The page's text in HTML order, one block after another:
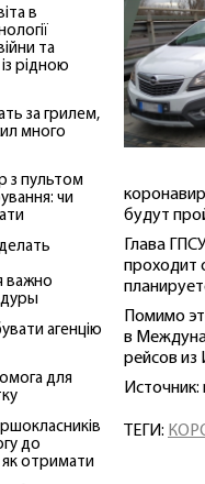
в
та
рідною
за грилем,
много
з пультом
чи
важно
агенцію
для
до
як отримати
будут
Глава
проходит
Помимо
в
рейсов из
Источник:
ТЕГИ: